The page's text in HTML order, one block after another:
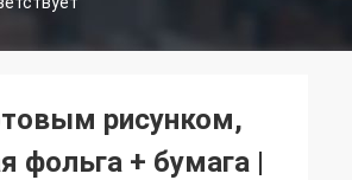
рисунком,
фольга + бумага |